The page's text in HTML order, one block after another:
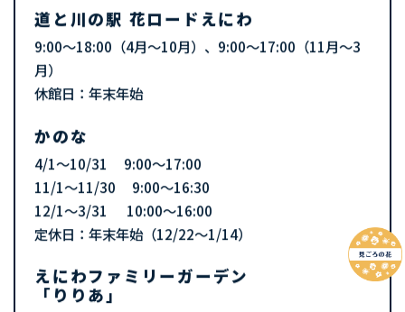
道と川の駅 花ロードえにわ
9:00～18:00（4月～10月）、9:00～17:00（11月～3
月）
休館日：年末年始
かのな
4/1～10/31 9:00～17:00
11/1～11/30 9:00～16:30
12/1～3/31 10:00～16:00
定休日：年末年始（12/22〜1/14）
えにわファミリーガーデン
「りりあ」